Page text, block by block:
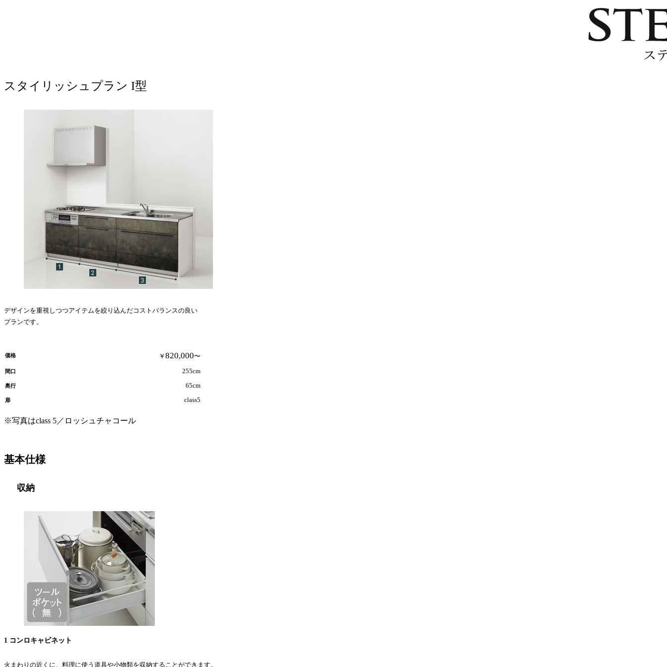
スタイリッシュプラン I型
デザインを重視しつつアイテムを絞り込んだコストバランスの良い
プランです。
価格 ￥ 820,000〜
間口 255cm
奥行 65cm
扉 class5
※写真はclass 5／ロッシュチャコール
基本仕様
収納
1 コンロキャビネット
火まわりの近くに、料理に使う道具や小物類を収納することができます。